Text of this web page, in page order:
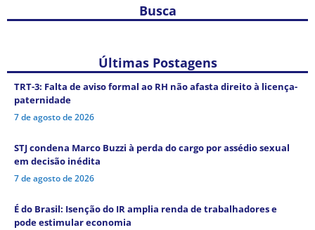
Busca
Últimas Postagens
TRT-3: Falta de aviso formal ao RH não afasta direito à licença-
paternidade
7 de agosto de 2026
STJ condena Marco Buzzi à perda do cargo por assédio sexual
em decisão inédita
7 de agosto de 2026
É do Brasil: Isenção do IR amplia renda de trabalhadores e
pode estimular economia